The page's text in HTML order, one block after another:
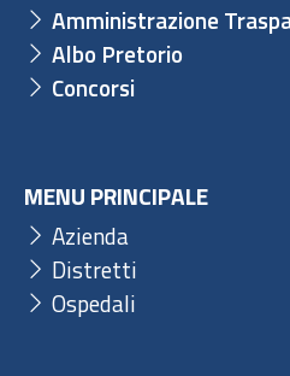
Amministrazione
Albo Pretorio
Concorsi
MENU PRINCIPALE
Azienda
Distretti
Ospedali